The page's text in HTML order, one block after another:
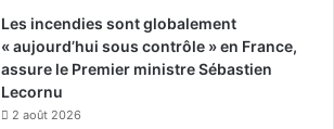
Les incendies sont globalement
« aujourd’hui sous contrôle » en France,
assure le Premier ministre Sébastien
Lecornu
2 août 2026